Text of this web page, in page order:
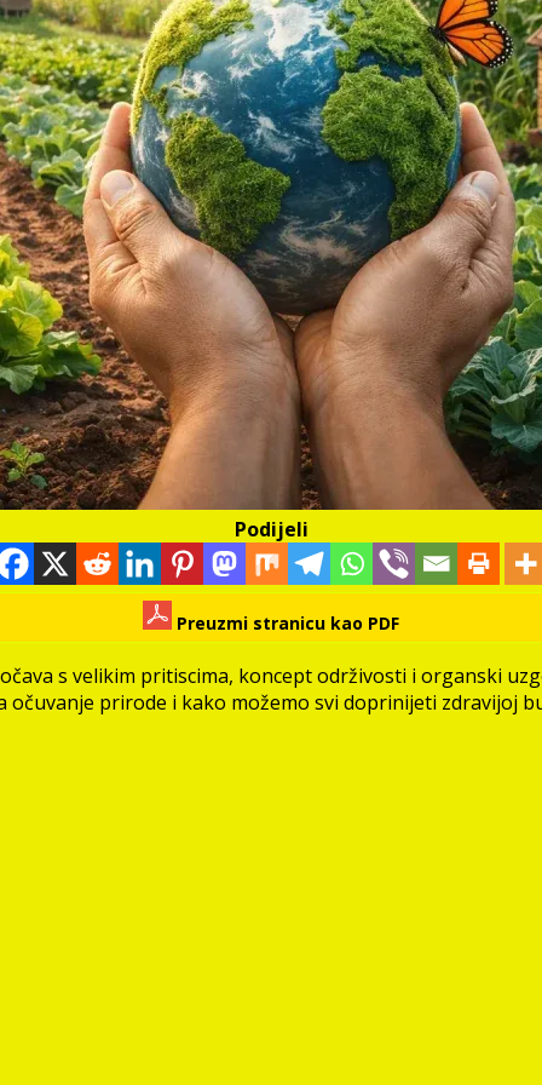
Podijeli
Preuzmi stranicu kao PDF
s velikim pritiscima, koncept održivosti i organski
prirode i kako možemo svi doprinijeti zdravijoj